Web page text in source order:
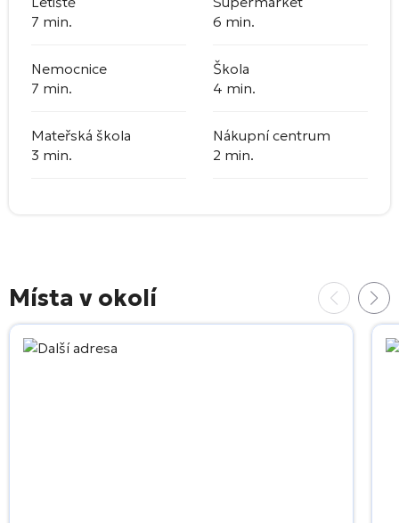
7 min.
6 min.
Nemocnice
7 min.
Škola
4 min.
Mateřská škola
3 min.
Nákupní centrum
2 min.
Místa v okolí